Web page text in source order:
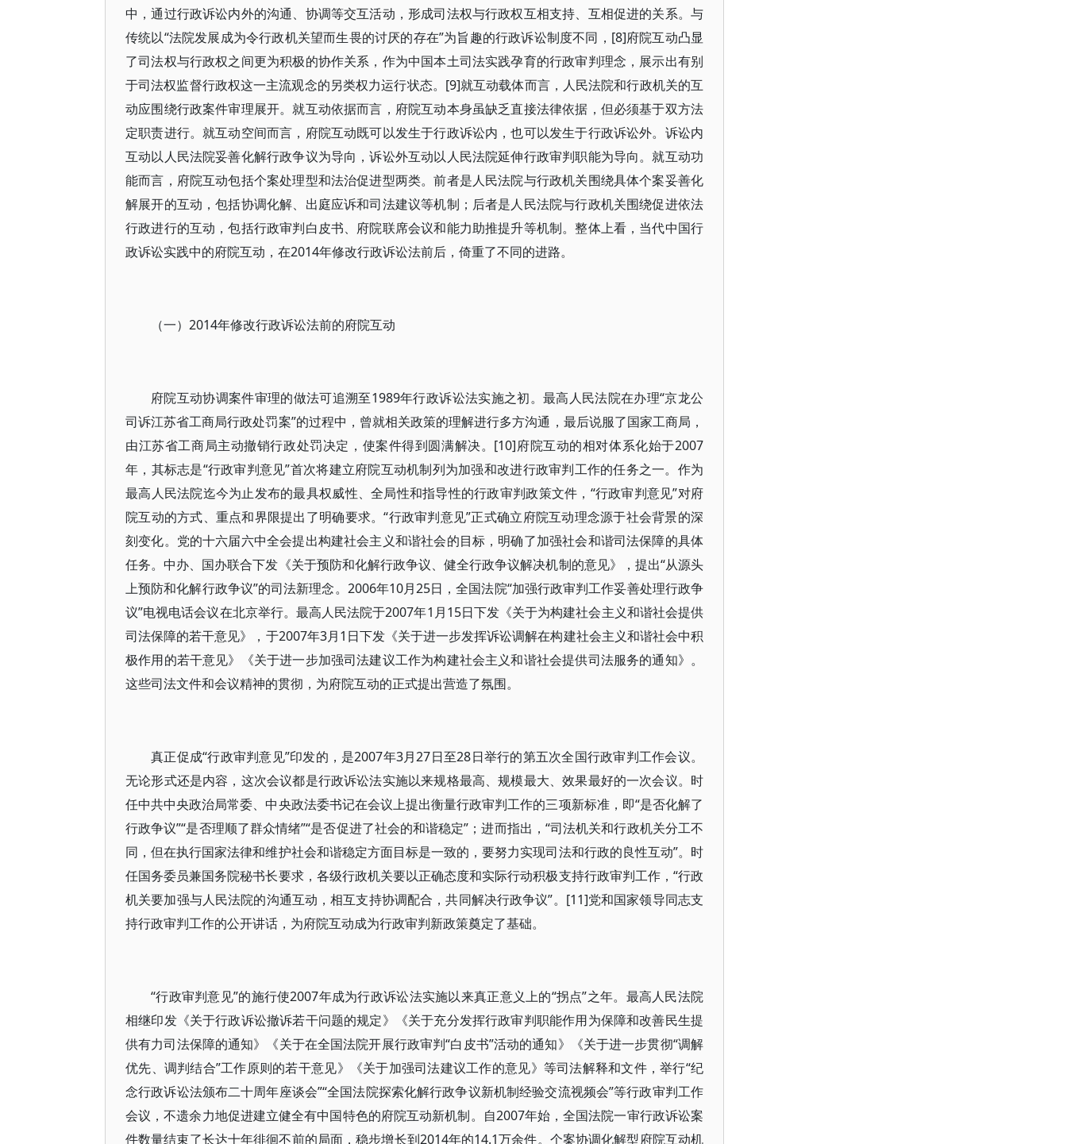
中，通过行政诉讼内外的沟通、协调等交互活动，形成司法权与行政权互相支持、互相促进的关系。与
传统以“法院发展成为令行政机关望而生畏的讨厌的存在”为旨趣的行政诉讼制度不同，[8]府院互动凸显
了司法权与行政权之间更为积极的协作关系，作为中国本土司法实践孕育的行政审判理念，展示出有别
于司法权监督行政权这一主流观念的另类权力运行状态。[9]就互动载体而言，人民法院和行政机关的互
动应围绕行政案件审理展开。就互动依据而言，府院互动本身虽缺乏直接法律依据，但必须基于双方法
定职责进行。就互动空间而言，府院互动既可以发生于行政诉讼内，也可以发生于行政诉讼外。诉讼内
互动以人民法院妥善化解行政争议为导向，诉讼外互动以人民法院延伸行政审判职能为导向。就互动功
能而言，府院互动包括个案处理型和法治促进型两类。前者是人民法院与行政机关围绕具体个案妥善化
解展开的互动，包括协调化解、出庭应诉和司法建议等机制；后者是人民法院与行政机关围绕促进依法
行政进行的互动，包括行政审判白皮书、府院联席会议和能力助推提升等机制。整体上看，当代中国行
政诉讼实践中的府院互动，在2014年修改行政诉讼法前后，倚重了不同的进路。
（一）2014年修改行政诉讼法前的府院互动
府院互动协调案件审理的做法可追溯至1989年行政诉讼法实施之初。最高人民法院在办理“京龙公
司诉江苏省工商局行政处罚案”的过程中，曾就相关政策的理解进行多方沟通，最后说服了国家工商局，
由江苏省工商局主动撤销行政处罚决定，使案件得到圆满解决。[10]府院互动的相对体系化始于2007
年，其标志是“行政审判意见”首次将建立府院互动机制列为加强和改进行政审判工作的任务之一。作为
最高人民法院迄今为止发布的最具权威性、全局性和指导性的行政审判政策文件，“行政审判意见”对府
院互动的方式、重点和界限提出了明确要求。“行政审判意见”正式确立府院互动理念源于社会背景的深
刻变化。党的十六届六中全会提出构建社会主义和谐社会的目标，明确了加强社会和谐司法保障的具体
任务。中办、国办联合下发《关于预防和化解行政争议、健全行政争议解决机制的意见》，提出“从源头
上预防和化解行政争议”的司法新理念。2006年10月25日，全国法院“加强行政审判工作妥善处理行政争
议”电视电话会议在北京举行。最高人民法院于2007年1月15日下发《关于为构建社会主义和谐社会提供
司法保障的若干意见》，于2007年3月1日下发《关于进一步发挥诉讼调解在构建社会主义和谐社会中积
极作用的若干意见》《关于进一步加强司法建议工作为构建社会主义和谐社会提供司法服务的通知》。
这些司法文件和会议精神的贯彻，为府院互动的正式提出营造了氛围。
真正促成“行政审判意见”印发的，是2007年3月27日至28日举行的第五次全国行政审判工作会议。
无论形式还是内容，这次会议都是行政诉讼法实施以来规格最高、规模最大、效果最好的一次会议。时
任中共中央政治局常委、中央政法委书记在会议上提出衡量行政审判工作的三项新标准，即“是否化解了
行政争议”“是否理顺了群众情绪”“是否促进了社会的和谐稳定”；进而指出，“司法机关和行政机关分工不
同，但在执行国家法律和维护社会和谐稳定方面目标是一致的，要努力实现司法和行政的良性互动”。时
任国务委员兼国务院秘书长要求，各级行政机关要以正确态度和实际行动积极支持行政审判工作，“行政
机关要加强与人民法院的沟通互动，相互支持协调配合，共同解决行政争议”。[11]党和国家领导同志支
持行政审判工作的公开讲话，为府院互动成为行政审判新政策奠定了基础。
“行政审判意见”的施行使2007年成为行政诉讼法实施以来真正意义上的“拐点”之年。最高人民法院
相继印发《关于行政诉讼撤诉若干问题的规定》《关于充分发挥行政审判职能作用为保障和改善民生提
供有力司法保障的通知》《关于在全国法院开展行政审判“白皮书”活动的通知》《关于进一步贯彻“调解
优先、调判结合”工作原则的若干意见》《关于加强司法建议工作的意见》等司法解释和文件，举行“纪
念行政诉讼法颁布二十周年座谈会”“全国法院探索化解行政争议新机制经验交流视频会”等行政审判工作
会议，不遗余力地促进建立健全有中国特色的府院互动新机制。自2007年始，全国法院一审行政诉讼案
件数量结束了长达十年徘徊不前的局面，稳步增长到2014年的14.1万余件。个案协调化解型府院互动机